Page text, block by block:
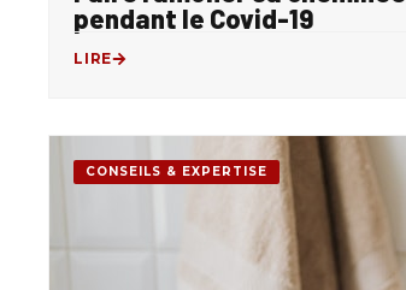
pendant le Covid-19
LIRE
CONSEILS & EXPERTISE